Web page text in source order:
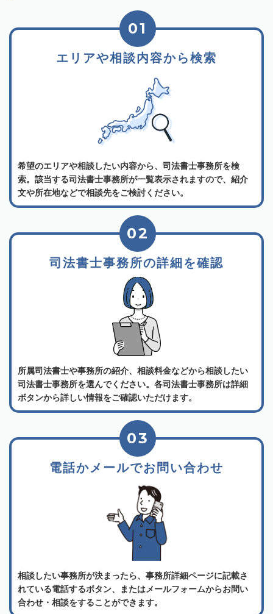
エリアや相談内容から検索
01
希望のエリアや相談したい内容から、司法書士事務所を検
索。該当する司法書士事務所が一覧表示されますので、紹介
文や所在地などで相談先をご検討ください。
司法書士事務所の詳細を確認
02
所属司法書士や事務所の紹介、相談料金などから相談したい
司法書士事務所を選んでください。各司法書士事務所は詳細
ボタンから詳しい情報をご確認いただけます。
電話かメールでお問い合わせ
03
相談したい事務所が決まったら、事務所詳細ページに記載さ
れている電話するボタン、またはメールフォームからお問い
合わせ・相談をすることができます。